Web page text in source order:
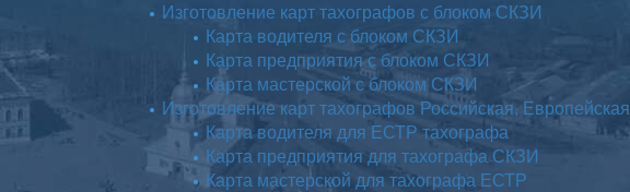
Изготовление карт тахографов с блоком СКЗИ
Карта водителя с блоком СКЗИ
Карта предприятия с блоком СКЗИ
Карта мастерской с блоком СКЗИ
Изготовление карт тахографов Российская, Европейская
Карта водителя для ЕСТР тахографа
Карта предприятия для тахографа СКЗИ
Карта мастерской для тахографа ЕСТР